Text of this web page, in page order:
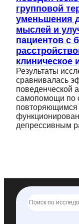
групповой
уменьшения
мыслей и
пациентов с
клиническое
Результаты
сравнивалась
поведенческой
самопомощи по
депрессивным
П
о